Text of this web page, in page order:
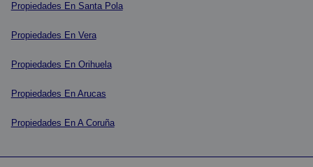
Propiedades En Santa Pola
Propiedades En Vera
Propiedades En Orihuela
Propiedades En Arucas
Propiedades En A Coruña